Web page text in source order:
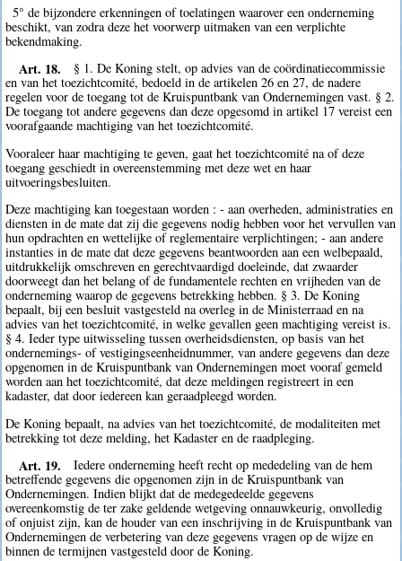
5° de bijzondere erkenningen of toelatingen waarover een onderneming
beschikt, van zodra deze het voorwerp uitmaken van een verplichte
bekendmaking.
Art. 18.
§ 1. De Koning stelt, op advies van de coördinatiecommissie
en van het toezichtcomité, bedoeld in de artikelen 26 en 27, de nadere
regelen voor de toegang tot de Kruispuntbank van Ondernemingen vast. § 2.
De toegang tot andere gegevens dan deze opgesomd in artikel 17 vereist een
voorafgaande machtiging van het toezichtcomité.
Vooraleer haar machtiging te geven, gaat het toezichtcomité na of deze
toegang geschiedt in overeenstemming met deze wet en haar
uitvoeringsbesluiten.
Deze machtiging kan toegestaan worden : - aan overheden, administraties en
diensten in de mate dat zij die gegevens nodig hebben voor het vervullen van
hun opdrachten en wettelijke of reglementaire verplichtingen; - aan andere
instanties in de mate dat deze gegevens beantwoorden aan een welbepaald,
uitdrukkelijk omschreven en gerechtvaardigd doeleinde, dat zwaarder
doorweegt dan het belang of de fundamentele rechten en vrijheden van de
onderneming waarop de gegevens betrekking hebben. § 3. De Koning
bepaalt, bij een besluit vastgesteld na overleg in de Ministerraad en na
advies van het toezichtcomité, in welke gevallen geen machtiging vereist is.
§ 4. Ieder type uitwisseling tussen overheidsdiensten, op basis van het
ondernemings- of vestigingseenheidnummer, van andere gegevens dan deze
opgenomen in de Kruispuntbank van Ondernemingen moet vooraf gemeld
worden aan het toezichtcomité, dat deze meldingen registreert in een
kadaster, dat door iedereen kan geraadpleegd worden.
De Koning bepaalt, na advies van het toezichtcomité, de modaliteiten met
betrekking tot deze melding, het Kadaster en de raadpleging.
Art. 19.
Iedere onderneming heeft recht op mededeling van de hem
betreffende gegevens die opgenomen zijn in de Kruispuntbank van
Ondernemingen. Indien blijkt dat de medegedeelde gegevens
overeenkomstig de ter zake geldende wetgeving onnauwkeurig, onvolledig
of onjuist zijn, kan de houder van een inschrijving in de Kruispuntbank van
Ondernemingen de verbetering van deze gegevens vragen op de wijze en
binnen de termijnen vastgesteld door de Koning.